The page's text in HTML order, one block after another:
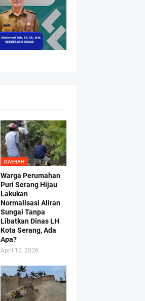
DAERAH
Warga Perumahan
Puri Serang Hijau
Lakukan
Normalisasi Aliran
Sungai Tanpa
Libatkan Dinas LH
Kota Serang, Ada
Apa?
April 10, 2026